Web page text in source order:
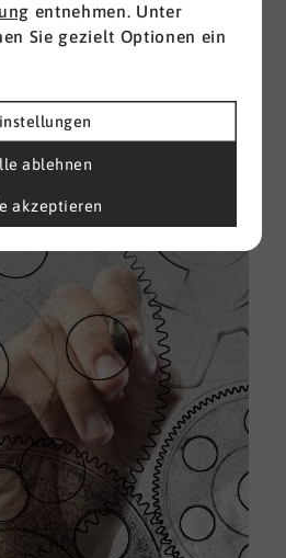
entnehmen. Unter
Sie gezielt Optionen ein
ablehnen
akzeptieren